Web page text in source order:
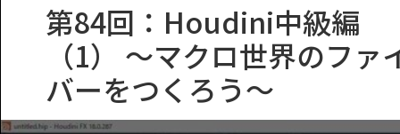
第84回：Houdini中級編
（1） ～マクロ世界のファ
バーをつくろう～